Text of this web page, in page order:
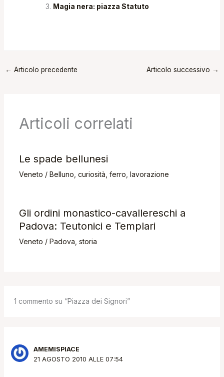
Magia nera: piazza Statuto
← Articolo precedente Articolo successivo →
Articoli correlati
Le spade bellunesi
Veneto / Belluno curiosità ferro lavorazione
Gli ordini monastico-cavallereschi a
Padova: Teutonici e Templari
Veneto / Padova storia
1 commento su “Piazza dei Signori”
AMEMISPIACE
21 AGOSTO 2010 ALLE 07:54